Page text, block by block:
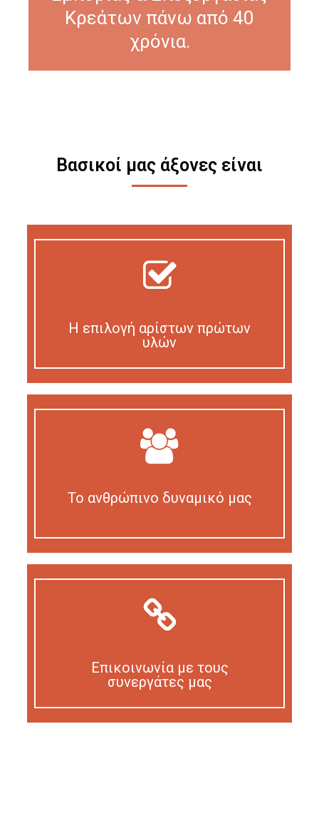
Κρεάτων πάνω από 40
χρόνια.
Βασικοί μας άξονες είναι
Η επιλογή αρίστων πρώτων
υλών
Το ανθρώπινο δυναμικό μας
Επικοινωνία με τους
συνεργάτες μας